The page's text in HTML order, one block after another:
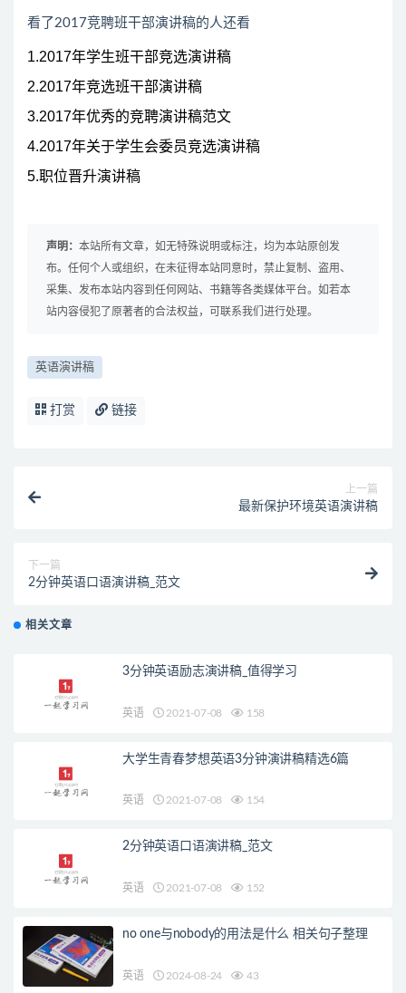
看了2017竞聘班干部演讲稿的人还看
1.2017年学生班干部竞选演讲稿
2.2017年竞选班干部演讲稿
3.2017年优秀的竞聘演讲稿范文
4.2017年关于学生会委员竞选演讲稿
5.职位晋升演讲稿
声明： 本站所有文章，如无特殊说明或标注，均为本站原创发
布。任何个人或组织，在未征得本站同意时，禁止复制、盗用、
采集、发布本站内容到任何网站、书籍等各类媒体平台。如若本
站内容侵犯了原著者的合法权益，可联系我们进行处理。
英语演讲稿
打赏 链接
上一篇
最新保护环境英语演讲稿
下一篇
2分钟英语口语演讲稿_范文
相关文章
3分钟英语励志演讲稿_值得学习
英语 2021-07-08 158
大学生青春梦想英语3分钟演讲稿精选6篇
英语 2021-07-08 154
2分钟英语口语演讲稿_范文
英语 2021-07-08 152
no one与nobody的用法是什么 相关句子整理
英语 2024-08-24 43